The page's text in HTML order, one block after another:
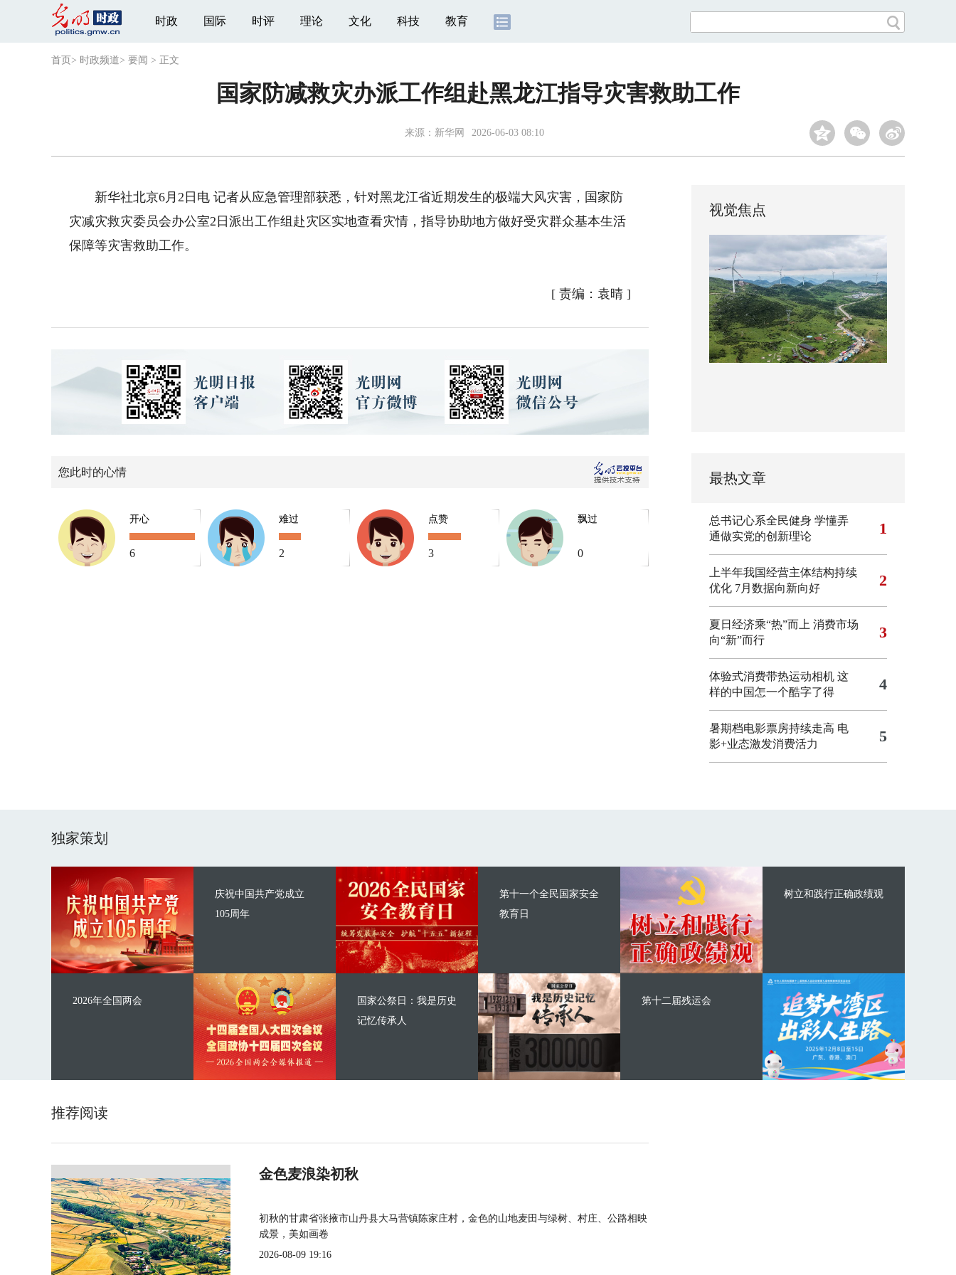
时政 国际 时评 理论 文化 科技 教育
首页 > 时政频道> 要闻 > 正文
国家防减救灾办派工作组赴黑龙江指导灾害救助工作
来源： 新华网 2026-06-03 08:10
新华社北京6月2日电 记者从应急管理部获悉，针对黑龙江省近期发生的极端大风灾害，国家防
灾减灾救灾委员会办公室2日派出工作组赴灾区实地查看灾情，指导协助地方做好受灾群众基本生活
保障等灾害救助工作。
[ 责编：袁晴 ]
您此时的心情
开心
6
难过
2
点赞
3
飘过
0
视觉焦点
最热文章
总书记心系全民健身 学懂弄
通做实党的创新理论
1
上半年我国经营主体结构持续
优化 7月数据向新向好 2
夏日经济乘“热”而上 消费市场
向“新”而行
3
体验式消费带热运动相机 这
样的中国怎一个酷字了得
4
暑期档电影票房持续走高 电
影+业态激发消费活力
5
独家策划
庆祝中国共产党成立
105周年
2026年全国两会
第十一个全民国家安全
教育日
国家公祭日：我是历史
记忆传承人
树立和践行正确政绩观
第十二届残运会
推荐阅读
金色麦浪染初秋
初秋的甘肃省张掖市山丹县大马营镇陈家庄村，金色的山地麦田与绿树、村庄、公路相映
成景，美如画卷
2026-08-09 19:16